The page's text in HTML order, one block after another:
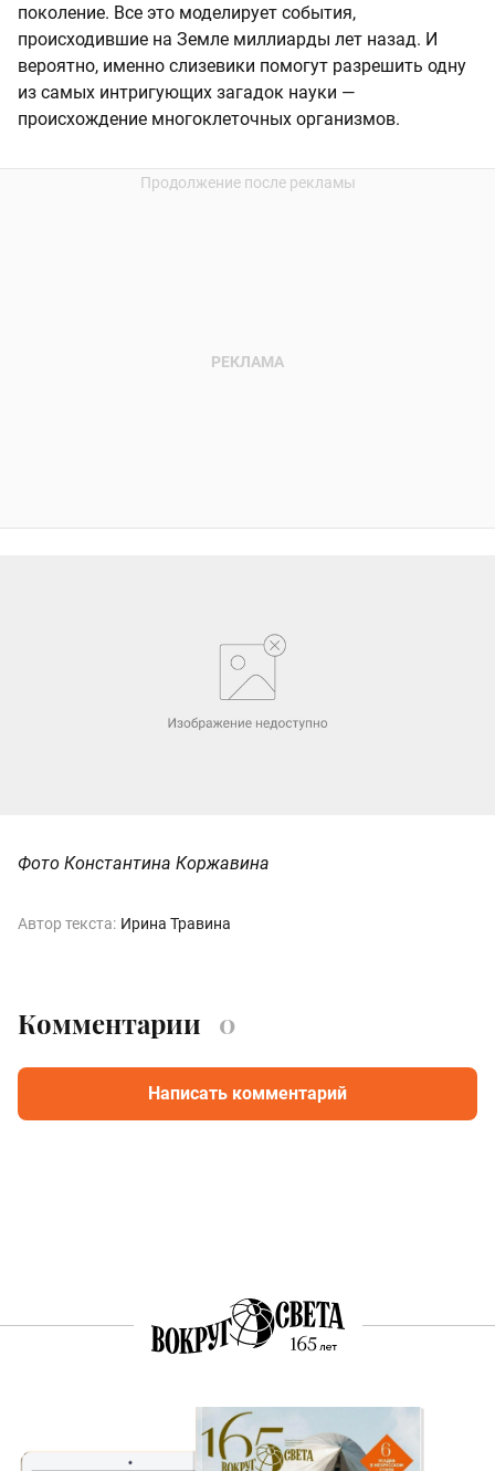
поколение. Все это моделирует события,
происходившие на Земле миллиарды лет назад. И
вероятно, именно слизевики помогут разрешить одну
из самых интригующих загадок науки —
происхождение многоклеточных организмов.
Фото Константина Коржавина
Автор текста: Ирина Травина
Комментарии 0
Написать комментарий